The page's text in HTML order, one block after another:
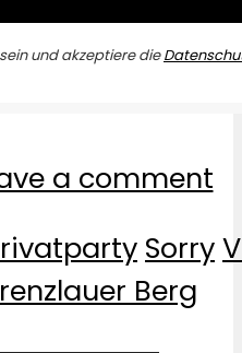
und akzeptiere die
a comment
Sorry
Berg